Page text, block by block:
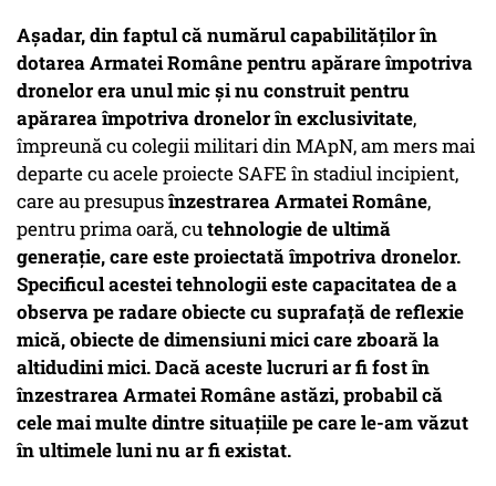
Așadar, din faptul că numărul capabilităților în
dotarea Armatei Române pentru apărare împotriva
dronelor era unul mic și nu construit pentru
apărarea împotriva dronelor în exclusivitate,
împreună cu colegii militari din MApN, am mers mai
departe cu acele proiecte SAFE în stadiul incipient,
care au presupusînzestrarea Armatei Române,
pentru prima oară, cutehnologie de ultimă
generație, care este proiectată împotriva dronelor.
Specificul acestei tehnologii este capacitatea de a
observa pe radare obiecte cu suprafață de reflexie
mică, obiecte de dimensiuni mici care zboară la
altidudini mici. Dacă aceste lucruri ar fi fost în
înzestrarea Armatei Române astăzi, probabil că
cele mai multe dintre situațiile pe care le-am văzut
în ultimele luni nu ar fi existat.